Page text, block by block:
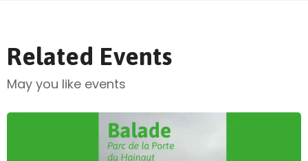
Related Events
May you like events